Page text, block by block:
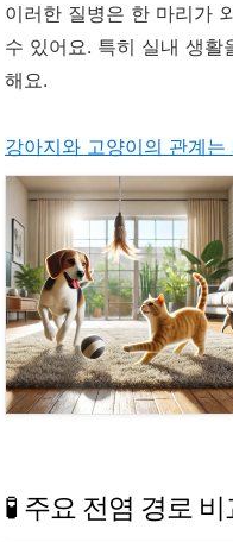
이러한 질병은 한 마리가
수 있어요. 특히 실내 생활
해요.
강아지와 고양이의 관계는
🧪 주요 전염 경로